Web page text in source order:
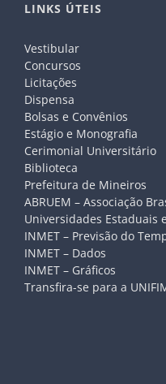
LINKS ÚTEIS
Vestibular
Concursos
Licitações
Dispensa
Bolsas e Convênios
Estágio e Monografia
Cerimonial Universitário
Biblioteca
Prefeitura de Mineiros
ABRUEM – Associação
Universidades Estaduais
INMET – Previsão do
INMET – Dados
INMET – Gráficos
Transfira-se para a